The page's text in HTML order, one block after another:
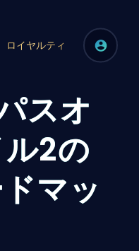
ロイヤルティ
スオ
2の
マッ